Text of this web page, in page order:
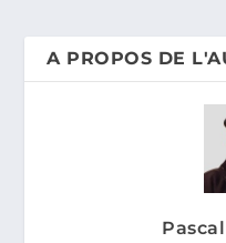
A PROPOS DE